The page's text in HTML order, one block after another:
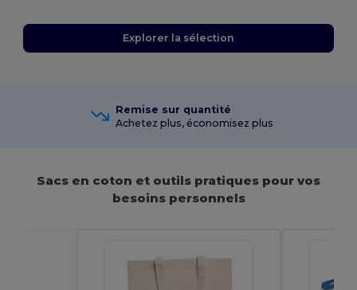
Explorer la sélection
Remise sur quantité
Achetez plus, économisez plus
Sacs en coton et outils pratiques pour vos
besoins personnels